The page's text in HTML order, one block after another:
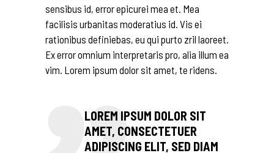
sensibus id, error epicurei mea et. Mea
facilisis urbanitas moderatius id. Vis ei
rationibus definiebas, eu qui purto zril laoreet.
Ex error omnium interpretaris pro, alia illum ea
vim. Lorem ipsum dolor sit amet, te ridens.
LOREM IPSUM DOLOR SIT
AMET, CONSECTETUER
ADIPISCING ELIT, SED DIAM